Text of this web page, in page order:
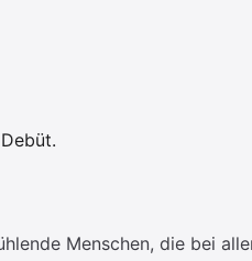
Menschen, die bei